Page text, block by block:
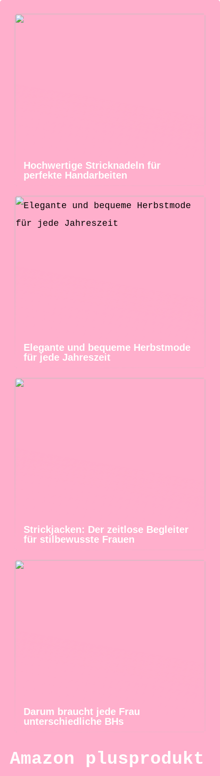
Hochwertige Stricknadeln für
perfekte Handarbeiten
Elegante und bequeme Herbstmode
für jede Jahreszeit
Strickjacken: Der zeitlose Begleiter
für stilbewusste Frauen
Darum braucht jede Frau
unterschiedliche BHs
Amazon plusprodukt